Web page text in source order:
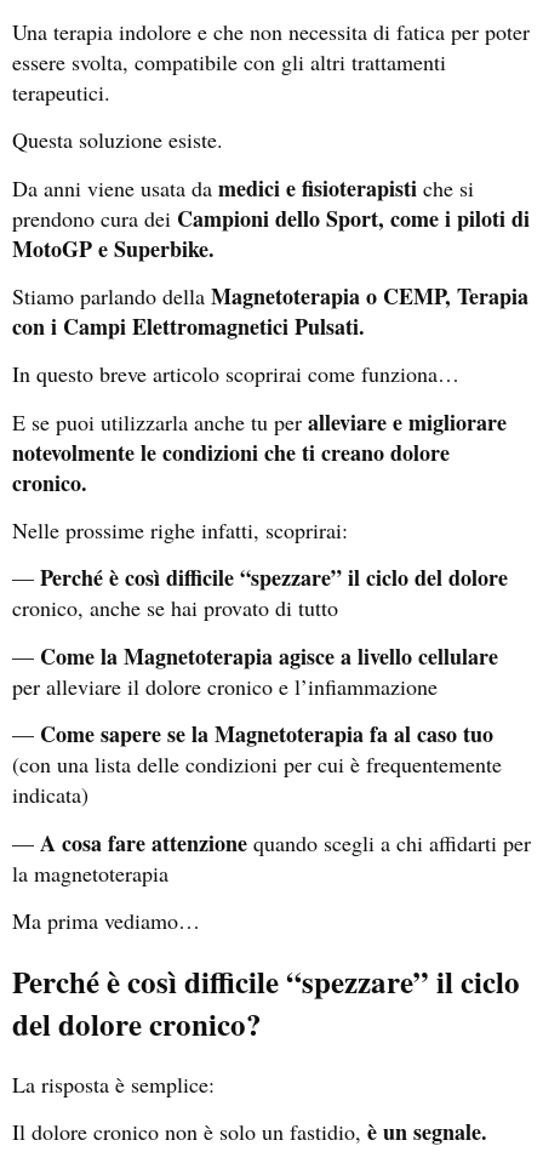
Una terapia indolore e che non necessita di fatica per poter
essere svolta, compatibile con gli altri trattamenti
terapeutici.
Questa soluzione esiste.
Da anni viene usata da medici e fisioterapisti che si
prendono cura dei Campioni dello Sport, come i piloti di
MotoGP e Superbike.
Stiamo parlando della Magnetoterapia o CEMP, Terapia
con i Campi Elettromagnetici Pulsati.
In questo breve articolo scoprirai come funziona…
E se puoi utilizzarla anche tu per alleviare e migliorare
notevolmente le condizioni che ti creano dolore
cronico.
Nelle prossime righe infatti, scoprirai:
— Perché è così difficile “spezzare” il ciclo del dolore
cronico, anche se hai provato di tutto
— Come la Magnetoterapia agisce a livello cellulare
per alleviare il dolore cronico e l’infiammazione
— Come sapere se la Magnetoterapia fa al caso tuo
(con una lista delle condizioni per cui è frequentemente
indicata)
— A cosa fare attenzione quando scegli a chi affidarti per
la magnetoterapia
Ma prima vediamo…
Perché è così difficile “spezzare” il ciclo
del dolore cronico?
La risposta è semplice:
Il dolore cronico non è solo un fastidio, è un segnale.